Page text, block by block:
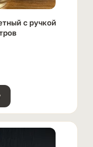
с ручкой